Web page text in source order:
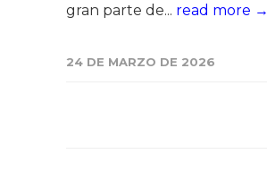
gran parte de... read more →
24 DE MARZO DE 2026